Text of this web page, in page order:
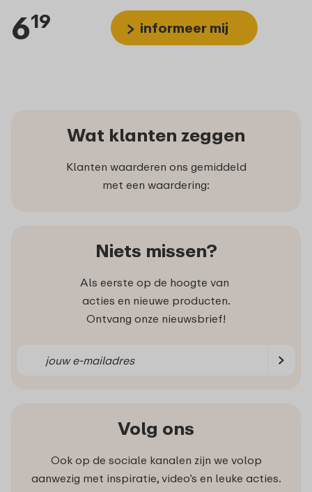
619 informeer mij
Wat klanten zeggen
Klanten waarderen ons gemiddeld
met een waardering:
Niets missen?
Als eerste op de hoogte van
acties en nieuwe producten.
Ontvang onze nieuwsbrief!
Volg ons
Ook op de sociale kanalen zijn we volop
aanwezig met inspiratie, video’s en leuke acties.